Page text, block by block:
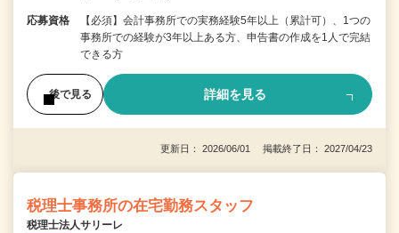
応募資格
【必須】会計事務所での実務経験5年以上（累計可）、1つの
事務所での経験が3年以上ある方、申告書の作成を1人で完結
できる方
後で見る 詳細を見る
更新日： 2026/06/01 掲載終了日： 2027/04/23
税理士事務所の在宅勤務スタッフ
税理士法人サリーレ